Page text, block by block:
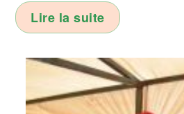
Lire la suite